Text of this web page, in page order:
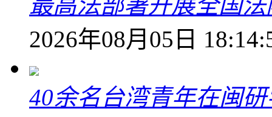
2026年08月05日
40余名台湾青年在闽